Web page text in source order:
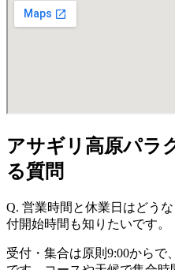
アサギリ高原パラ
る質問
Q. 営業時間と休業日はどう
付開始時間も知りたいです。
受付・集合は原則9:00からで